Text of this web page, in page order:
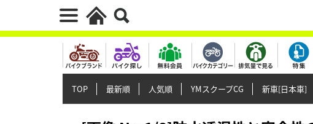
TOP 最新順 人気順 YMスクープCG 新車[日本車]